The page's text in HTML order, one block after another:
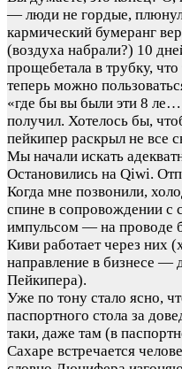
— люди не гордые,
кармический бумеранг
(воздуха набрали?) 10
прощебетала в трубку,
теперь можно
«где бы вы были эти 8
получил. Хотелось бы,
пейкипер раскрыл не все
Мы начали искать
Остановились на Qiwi.
Когда мне позвонили,
спине в сопровождении с
импульсом — на проводе
Киви работает через них
направление в бизнесе —
Пейкипера).
Уже по тону стало ясно,
паспортного стола за
таки, даже там (в
Сахаре встречается